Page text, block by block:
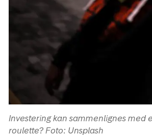
Investering kan sammenlignes med
roulette? Foto: Unsplash